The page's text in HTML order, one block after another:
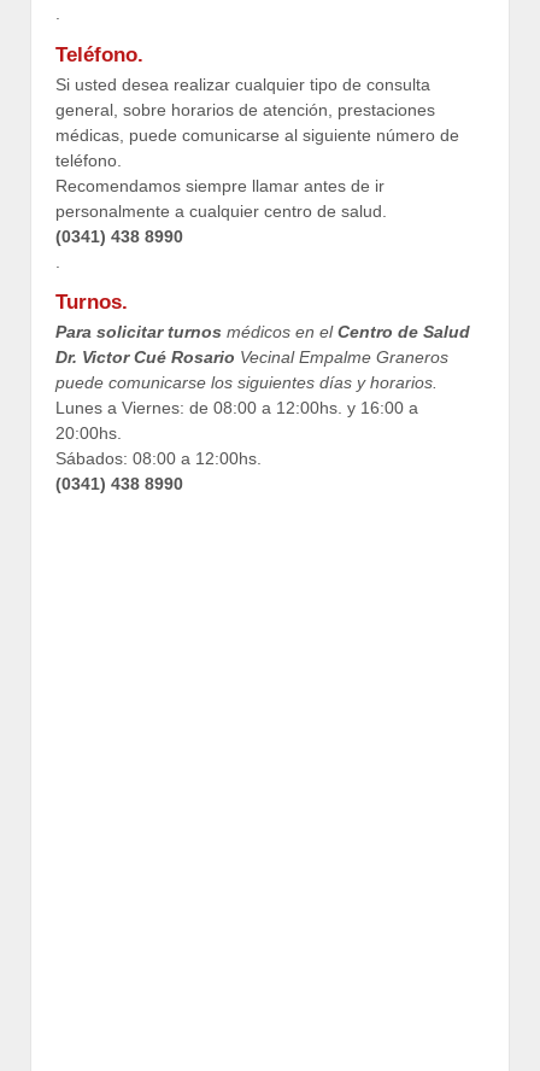
.
Teléfono.
Si usted desea realizar cualquier tipo de consulta
general, sobre horarios de atención, prestaciones
médicas, puede comunicarse al siguiente número de
teléfono.
Recomendamos siempre llamar antes de ir
personalmente a cualquier centro de salud.
(0341) 438 8990
Turnos.
Para solicitar turnos médicos en elCentro de Salud
Dr. Victor Cué Rosario Vecinal Empalme Graneros
puede comunicarse los siguientes días y horarios.
Lunes a Viernes: de 08:00 a 12:00hs. y 16:00 a
20:00hs.
Sábados: 08:00 a 12:00hs.
(0341) 438 8990